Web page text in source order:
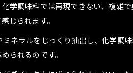
学調味料では再現できない、複雑
じられます。
ネラルをじっくり抽出し、化学調
られるのです。